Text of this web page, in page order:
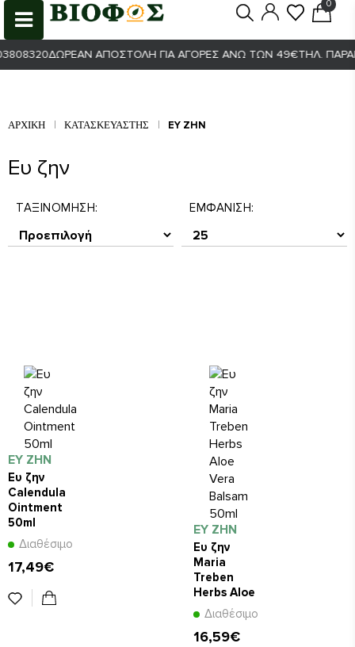
0
ΔΩΡΕΆΝ ΑΠΟΣΤΟΛΉ ΓΙΑ ΑΓΟΡΈΣ ΆΝΩ ΤΩΝ 49€ΤΗΛ.
ΑΡΧΙΚΉ ΚΑΤΑΣΚΕΥΑΣΤΉΣ ΕΥ ΖΗΝ
Ευ ζην
ΤΑΞΙΝΌΜΗΣΗ: ΕΜΦΆΝΙΣΗ:
ΕΥ ΖΗΝ
Ευ ζην
Calendula
Ointment
50ml
Διαθέσιμο
17,49€
ΕΥ ΖΗΝ
Ευ ζην
Maria
Treben
Herbs Aloe
Vera
Balsam
50ml
Διαθέσιμο
16,59€